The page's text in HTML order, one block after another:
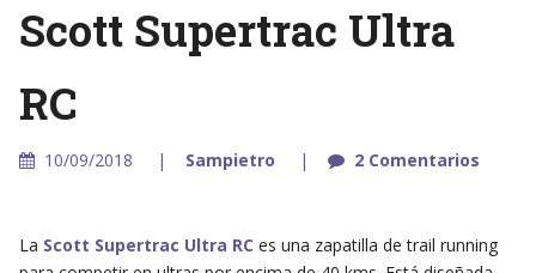
Scott Supertrac Ultra
RC
10/09/2018 Sampietro 2 Comentarios
La Scott Supertrac Ultra RC es una zapatilla de trail running